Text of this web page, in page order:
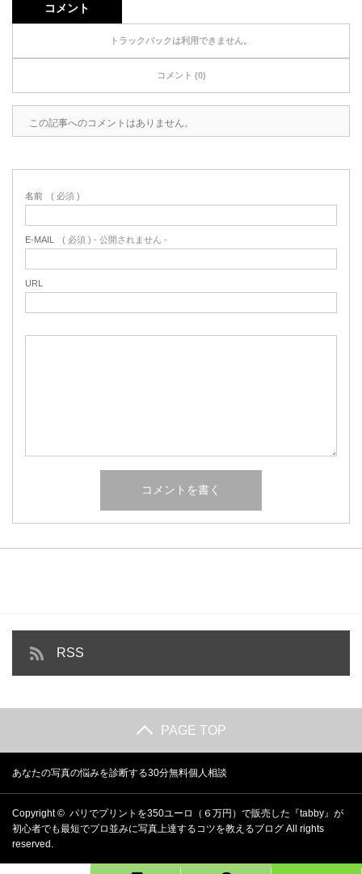
コメント
トラックバックは利用できません。
コメント (0)
この記事へのコメントはありません。
名前 ( 必須 )
E-MAIL ( 必須 ) - 公開されません -
URL
RSS
PAGE TOP
あなたの写真の悩みを診断する30分無料個人相談
Copyright © パリでプリントを350ユーロ（６万円）で販売した『tabby』が
初心者でも最短でプロ並みに写真上達するコツを教えるブログ All rights
reserved.